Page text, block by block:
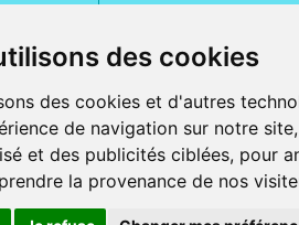
des cookies
des cookies et d'autres
de navigation sur notre
et des publicités ciblées, pour
la provenance de nos
du centre, 32 rue Jeanne d' Harcourt, 80300 Albert.
1700 en médicaments sans ordonnance.